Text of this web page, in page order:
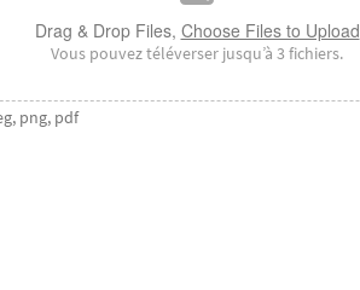
Drag & Drop Files, Choose Files to Upload
Vous pouvez téléverser jusqu’à 3 fichiers.
png, pdf